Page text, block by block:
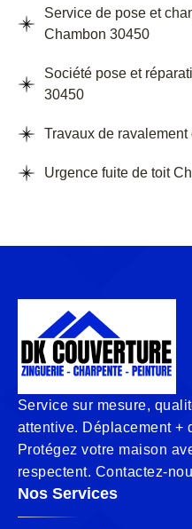
Service de pose et
Chambon 30450
Société pose et
30450
Travaux de
Urgence fuite de toit
Service sur mesure,
attentive. Déplacement +
Protégez votre maison
respectent. Contactez-
Nos Services